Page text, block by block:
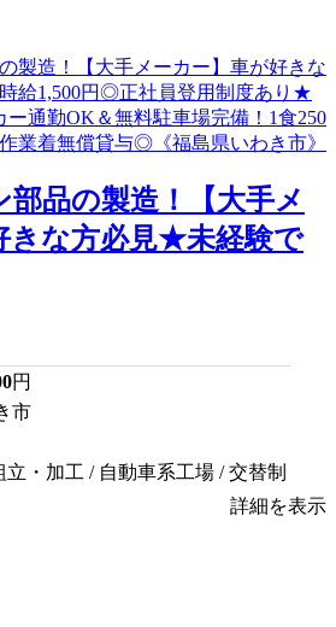
部品の製造！【大手メ
きな方必見★未経験で
円
市
立・加工 / 自動車系工場 / 交替制
詳細を表示